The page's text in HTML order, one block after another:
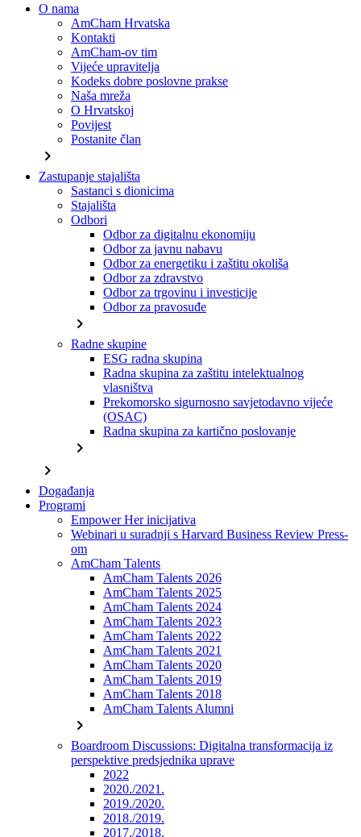
O nama
AmCham Hrvatska
Kontakti
AmCham-ov tim
Vijeće upravitelja
Kodeks dobre poslovne prakse
Naša mreža
O Hrvatskoj
Povijest
Postanite član
chevron_right
Zastupanje stajališta
Sastanci s dionicima
Stajališta
Odbori
Odbor za digitalnu ekonomiju
Odbor za javnu nabavu
Odbor za energetiku i zaštitu okoliša
Odbor za zdravstvo
Odbor za trgovinu i investicije
Odbor za pravosuđe
chevron_right
Radne skupine
ESG radna skupina
Radna skupina za zaštitu intelektualnog
vlasništva
Prekomorsko sigurnosno savjetodavno vijeće
(OSAC)
Radna skupina za kartično poslovanje
chevron_right
chevron_right
Događanja
Programi
Empower Her inicijativa
Webinari u suradnji s Harvard Business Review Press-
om
AmCham Talents
AmCham Talents 2026
AmCham Talents 2025
AmCham Talents 2024
AmCham Talents 2023
AmCham Talents 2022
AmCham Talents 2021
AmCham Talents 2020
AmCham Talents 2019
AmCham Talents 2018
AmCham Talents Alumni
chevron_right
Boardroom Discussions: Digitalna transformacija iz
perspektive predsjednika uprave
2022
2020./2021.
2019./2020.
2018./2019.
2017./2018.